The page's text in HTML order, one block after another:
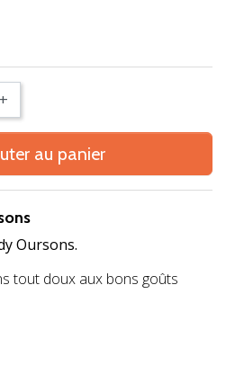
+
au panier
Oursons.
tout doux aux bons goûts